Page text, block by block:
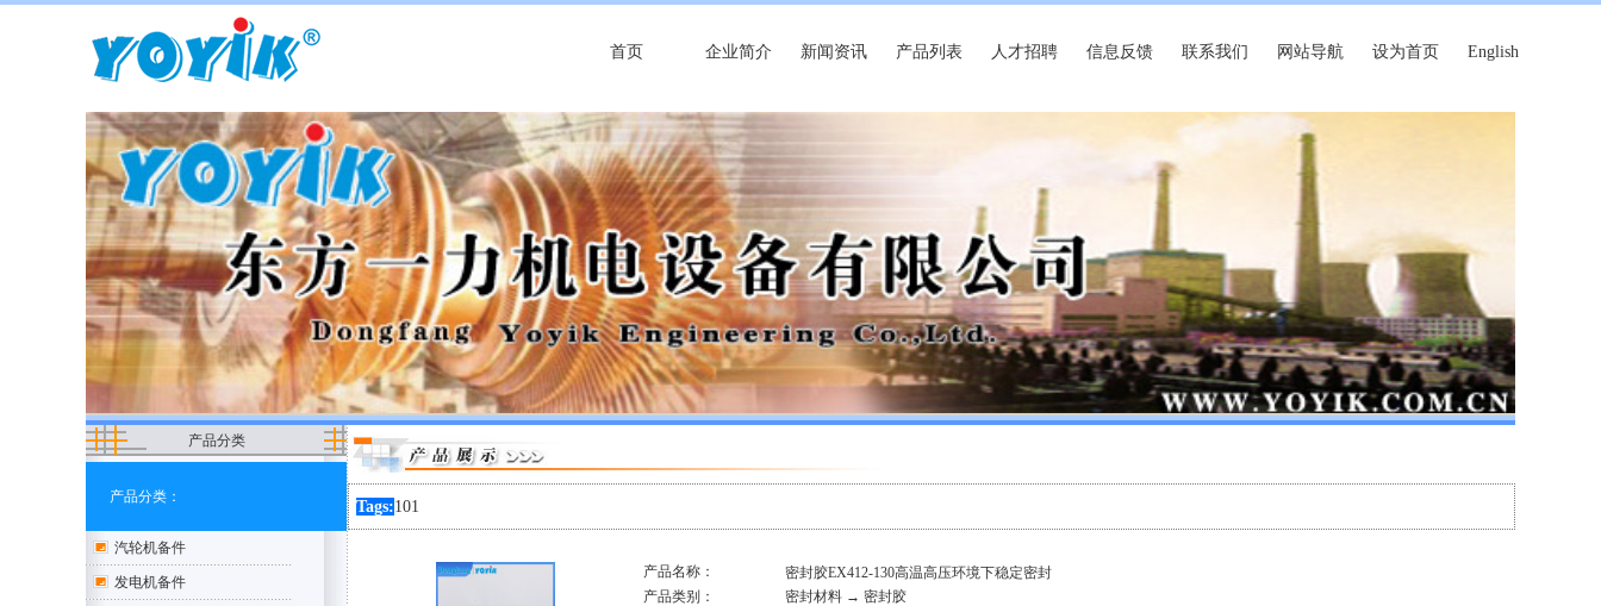
首页 企业简介 新闻资讯 产品列表 人才招聘 信息反馈 联系我们 网站导航 设为首页 English
产品分类
产品分类：
汽轮机备件
发电机备件
Tags:101
产品名称：
密封胶EX412-130高温高压环境下稳定密封
产品类别：
密封材料 → 密封胶